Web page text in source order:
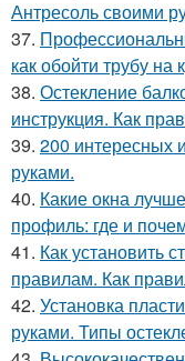
Антресоль своими
37.
как обойти трубу
38. Остекление
инструкция. Как
39. 200 интересных
руками.
40. Какие окна
профиль: где и
41. Как установить
правилам. Как
42. Установка
руками. Типы